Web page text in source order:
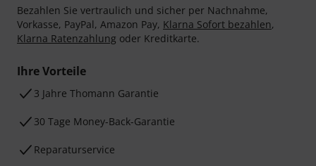
Bezahlen Sie vertraulich und sicher per Nachnahme,
Vorkasse, PayPal, Amazon Pay, Klarna Sofort bezahlen,
Klarna Ratenzahlung oder Kreditkarte.
Ihre Vorteile
3 Jahre Thomann Garantie
30 Tage Money-Back-Garantie
Reparaturservice